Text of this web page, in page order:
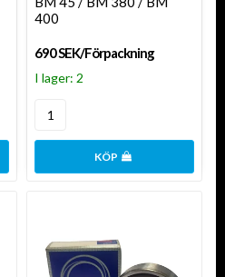
400
690 SEK/Förpackning
I lager: 2
KÖP